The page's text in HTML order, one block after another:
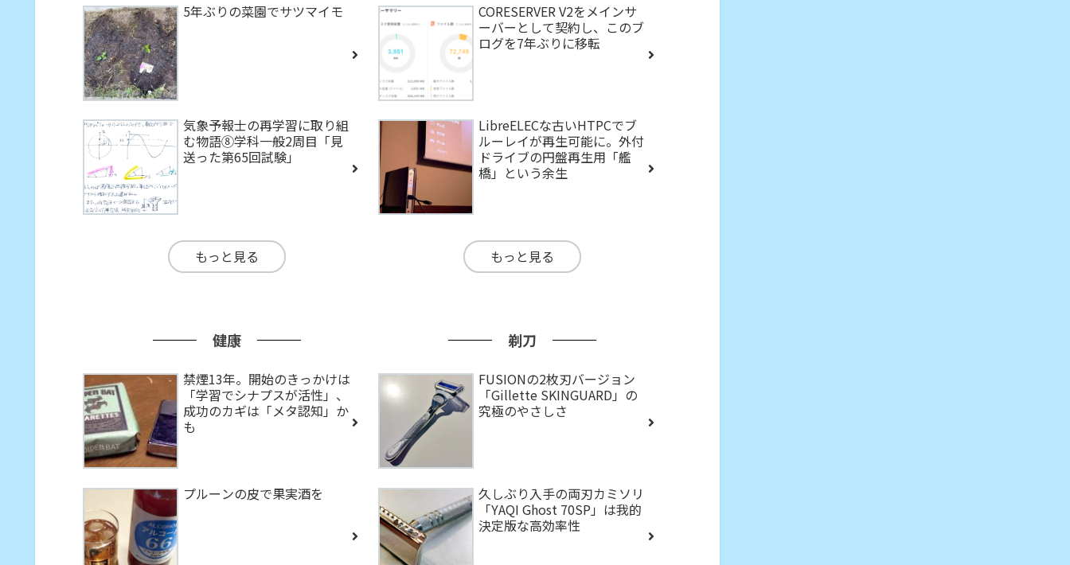
5年ぶりの菜園でサツマイモ
気象予報士の再学習に取り組
む物語⑧学科一般2周目「見
送った第65回試験」
もっと見る
CORESERVER V2をメインサ
ーバーとして契約し、このブ
ログを7年ぶりに移転
LibreELECな古いHTPCでブ
ルーレイが再生可能に。外付
ドライブの円盤再生用「艦
橋」という余生
もっと見る
健康
禁煙13年。開始のきっかけは
「学習でシナプスが活性」、
成功のカギは「メタ認知」か
も
プルーンの皮で果実酒を
剃刀
FUSIONの2枚刃バージョン
「Gillette SKINGUARD」の
究極のやさしさ
久しぶり入手の両刃カミソリ
「YAQI Ghost 70SP」は我的
決定版な高効率性